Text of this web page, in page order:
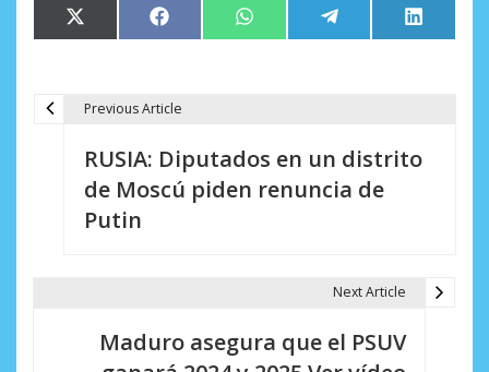
Compartir
en
X
(Twitter)
Compartir
en
Facebook Compartir
en
WhatsApp Compartir
en
Telegram
en
LinkedIn
Previous Article
RUSIA: Diputados en un distrito
de Moscú piden renuncia de
Putin
Next Article
Maduro asegura que el PSUV